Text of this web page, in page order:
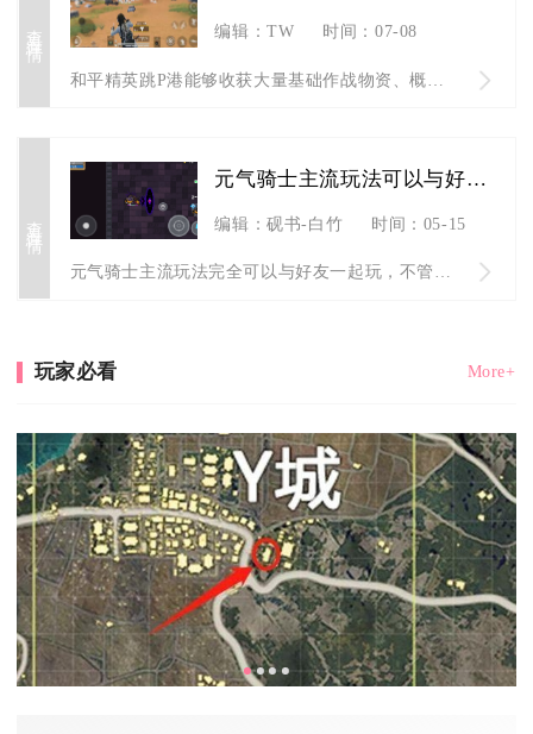
查看详情 编辑：TW 时间：07-08
查看详情
元气骑士主流玩法可以与好友一起玩吗
编辑：砚书-白竹 时间：05-15
玩家必看 More+